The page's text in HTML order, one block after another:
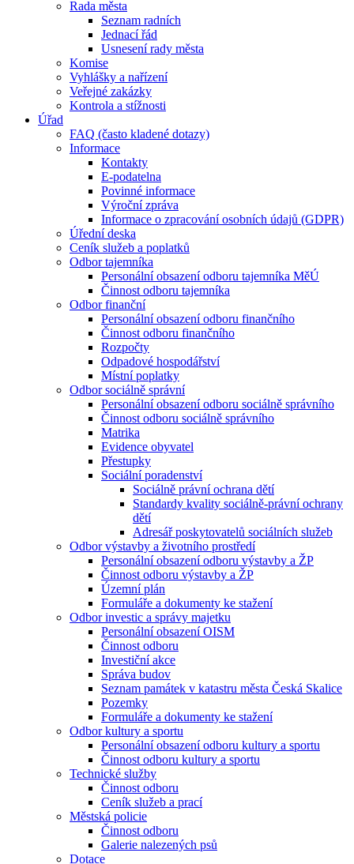
Rada města
Seznam radních
Jednací řád
Usnesení rady města
Komise
Vyhlášky a nařízení
Veřejné zakázky
Kontrola a stížnosti
Úřad
FAQ (často kladené dotazy)
Informace
Kontakty
E-podatelna
Povinné informace
Výroční zpráva
Informace o zpracování osobních údajů (GDPR)
Úřední deska
Ceník služeb a poplatků
Odbor tajemníka
Personální obsazení odboru tajemníka MěÚ
Činnost odboru tajemníka
Odbor finanční
Personální obsazení odboru finančního
Činnost odboru finančního
Rozpočty
Odpadové hospodářství
Místní poplatky
Odbor sociálně správní
Personální obsazení odboru sociálně správního
Činnost odboru sociálně správního
Matrika
Evidence obyvatel
Přestupky
Sociální poradenství
Sociálně právní ochrana dětí
Standardy kvality sociálně-právní ochrany
dětí
Adresář poskytovatelů sociálních služeb
Odbor výstavby a životního prostředí
Personální obsazení odboru výstavby a ŽP
Činnost odboru výstavby a ŽP
Územní plán
Formuláře a dokumenty ke stažení
Odbor investic a správy majetku
Personální obsazení OISM
Činnost odboru
Investiční akce
Správa budov
Seznam památek v katastru města Česká Skalice
Pozemky
Formuláře a dokumenty ke stažení
Odbor kultury a sportu
Personální obsazení odboru kultury a sportu
Činnost odboru kultury a sportu
Technické služby
Činnost odboru
Ceník služeb a prací
Městská policie
Činnost odboru
Galerie nalezených psů
Dotace